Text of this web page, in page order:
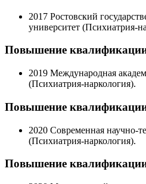
2017 Ростовский
университет (Психиатрия-
Повышение
2019 Международная
(Психиатрия-наркология).
Повышение
2020 Современная научно-
(Психиатрия-наркология).
Повышение